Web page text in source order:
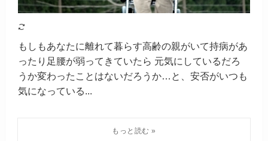
もしもあなたに離れて暮らす高齢の親がいて持病があ
ったり足腰が弱ってきていたら 元気にしているだろ
うか変わったことはないだろうか…と、安否がいつも
気になっている...